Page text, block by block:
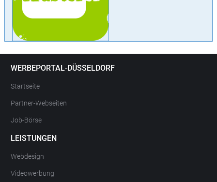
WERBEPORTAL-DÜSSELDORF
Startseite
Partner-Webseiten
Job-Börse
LEISTUNGEN
Webdesign
Videowerbung